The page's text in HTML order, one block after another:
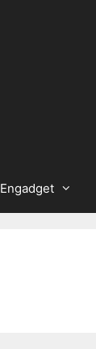
Engadget